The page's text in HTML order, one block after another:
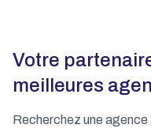
Votre
meilleures
Recherchez une